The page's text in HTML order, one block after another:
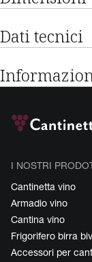
Dati tecnici
I NOSTRI
Cantinetta vino
Armadio vino
Cantina vino
Frigorifero birra
Accessori per